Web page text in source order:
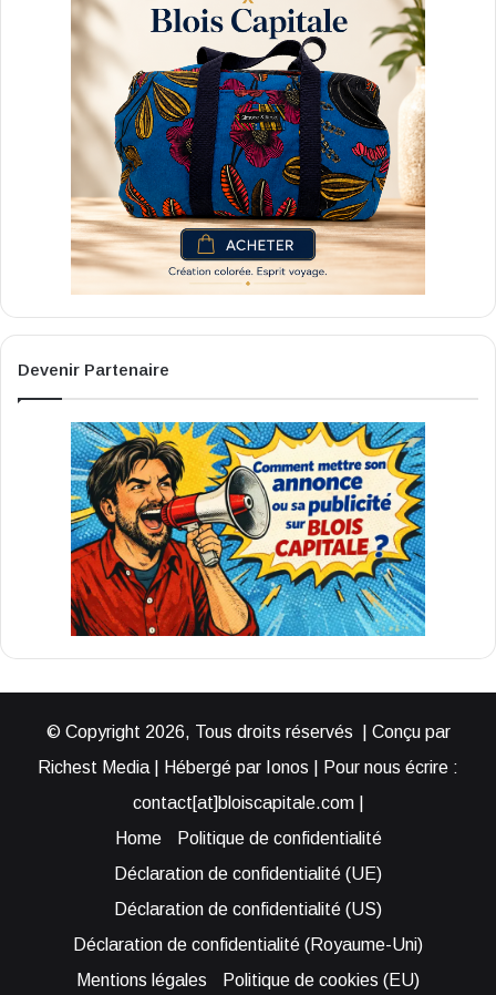
Devenir Partenaire
© Copyright 2026, Tous droits réservés | Conçu par
Richest Media | Hébergé par Ionos | Pour nous écrire :
contact[at]bloiscapitale.com |
Home
Politique de confidentialité
Déclaration de confidentialité (UE)
Déclaration de confidentialité (US)
Déclaration de confidentialité (Royaume-Uni)
Mentions légales
Politique de cookies (EU)